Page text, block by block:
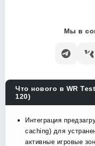
Мы в
Что нового в WR
120)
Интеграция
caching) для
активные игровые